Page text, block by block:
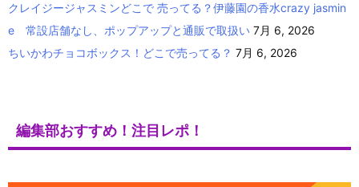
クレイジージャスミンどこで 売ってる？伊藤園の香水crazy jasmin
e 常設店舗なし、ポップアップと通販で取扱い 7月 6, 2026
ちいかわチョコボックス！どこで売ってる？ 7月 6, 2026
編集部おすすめ！注目レポ！